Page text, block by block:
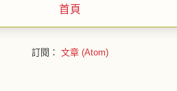
首頁
訂閱： 文章 (Atom)